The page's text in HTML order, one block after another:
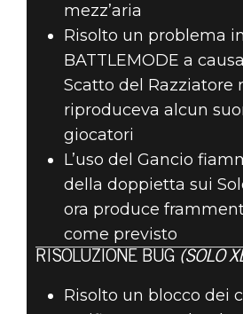
mezz’aria
Risolto un problema in
BATTLEMODE a
Scatto del Razziatore
riproduceva alcun
giocatori
L’uso del Gancio
della doppietta sui
ora produce
come previsto
RISOLUZIONE BUG (SOLO
Risolto un blocco dei